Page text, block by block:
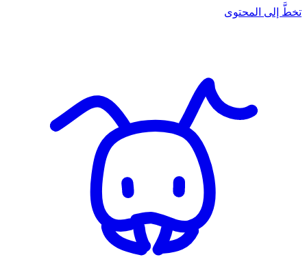
تخطَّ إلى المحتوى